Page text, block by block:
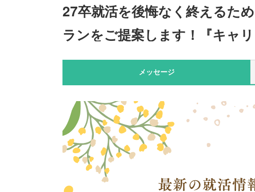
27卒就活を後悔なく終えるた
ランをご提案します！『キャ
メッセージ